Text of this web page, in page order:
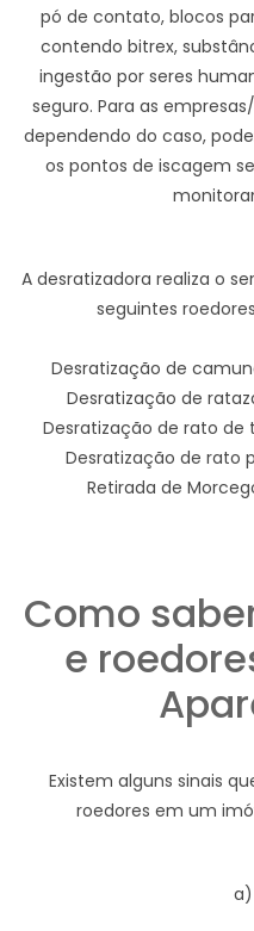
pó de contato, blocos
contendo bitrex,
ingestão por seres
seguro. Para as
dependendo do caso,
os pontos de iscagem
A desratizadora realiza o
seguintes
Desratização de
Desratização de
Desratização de rato de
Desratização de rato
Retirada de
Como
e
Existem alguns sinais
roedores em um
a)